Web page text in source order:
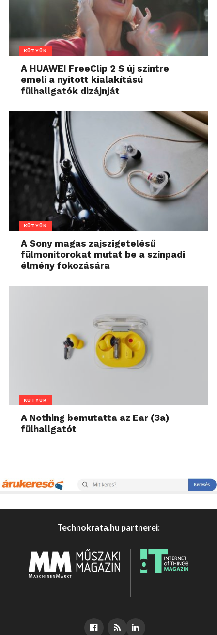
KÜTYÜK
A HUAWEI FreeClip 2 S új szintre
emeli a nyitott kialakítású
fülhallgatók dizájnját
KÜTYÜK
A Sony magas zajszigetelésű
fülmonitorokat mutat be a színpadi
élmény fokozására
KÜTYÜK
A Nothing bemutatta az Ear (3a)
fülhallgatót
Technokrata.hu partnerei: